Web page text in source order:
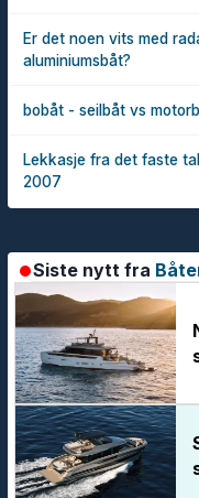
Er det noen vits med
aluminiumsbåt?
bobåt - seilbåt vs
Lekkasje fra det faste
2007
Siste nytt fra